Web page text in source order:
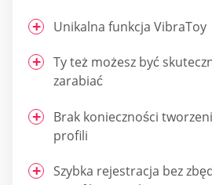
Unikalna funkcja VibraToy
Ty też możesz być
zarabiać
Brak konieczności
profili
Szybka rejestracja bez